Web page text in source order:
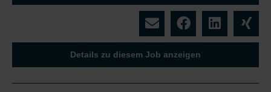
Details zu diesem Job anzeigen